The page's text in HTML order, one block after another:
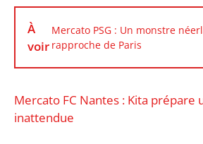
À
voir
Mercato PSG : Un monstre
rapproche de Paris
Mercato FC Nantes : Kita prépare
inattendue